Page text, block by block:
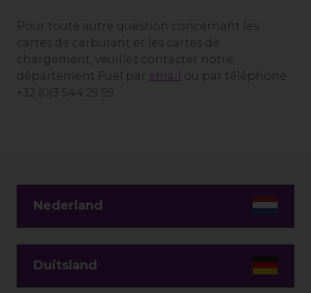
Pour toute autre question concernant les
cartes de carburant et les cartes de
chargement, veuillez contacter notre
département Fuel par email
ou par téléphone :
+32 (0)3 544 29 99.
Nederland
Duitsland